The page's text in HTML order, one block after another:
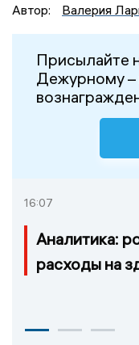
Автор:
Валерия
Присылайте
Дежурному –
16:07
Аналитика:
расходы на